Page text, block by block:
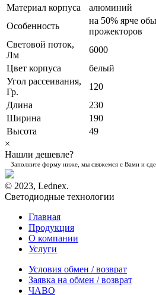
Материал корпуса
алюминий
Особенность
на 50% ярче
прожекторов
Световой поток,
Лм
6000
Цвет корпуса
белый
Угол рассеивания,
Гр.
120
Длина
230
Ширина
190
Высота
49
×
Нашли дешевле?
Заполните форму ниже, мы свяжемся с Вами и
© 2023, Lednex.
Светодиодные технологии
Главная
Продукция
О компании
Услуги
Условия обмен / возврат
Заявка на обмен / возврат
ЧАВО